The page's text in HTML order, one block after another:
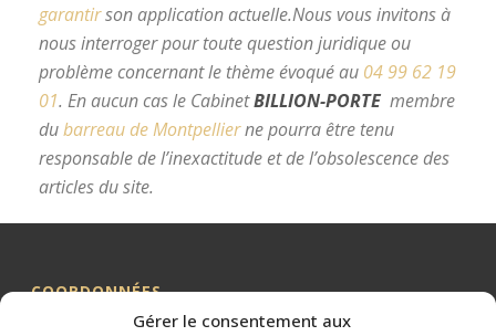
Gérer le consentement aux
garantirson application actuelle.Nous vous invitons à
nous interroger pour toute question juridique ou
problème concernant le thème évoqué au 04 99 62 19
01. En aucun cas le CabinetBILLION-PORTE membre
dubarreau de Montpellierne pourra être tenu
responsable de l’inexactitude et de l’obsolescence des
articles du site.
COORDONNÉES
Me BILLION-PORTE